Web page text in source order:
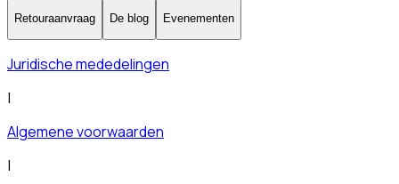
Retouraanvraag De blog Evenementen
Juridische mededelingen
|
Algemene voorwaarden
|